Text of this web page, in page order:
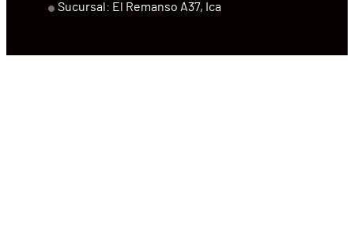
Sucursal: El Remanso A37, Ica